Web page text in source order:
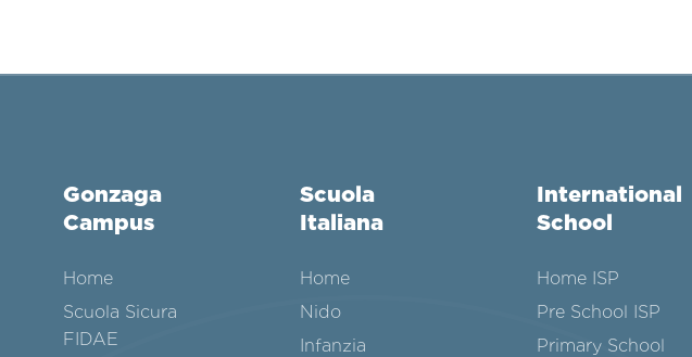
Gonzaga
Campus
Home
Scuola Sicura
FIDAE
Scuola
Italiana
Home
Nido
Infanzia
International
School
Home ISP
Pre School ISP
Primary School